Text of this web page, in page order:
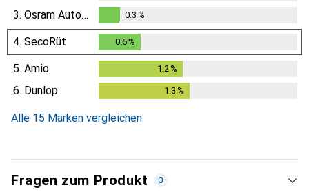
3. Osram Automotive
0.3%
0.3 %
4. SecoRüt 0.6%
5. Amio 1.2 %
6. Dunlop 1.3 %
Alle 15 Marken vergleichen
Fragen zum Produkt 0